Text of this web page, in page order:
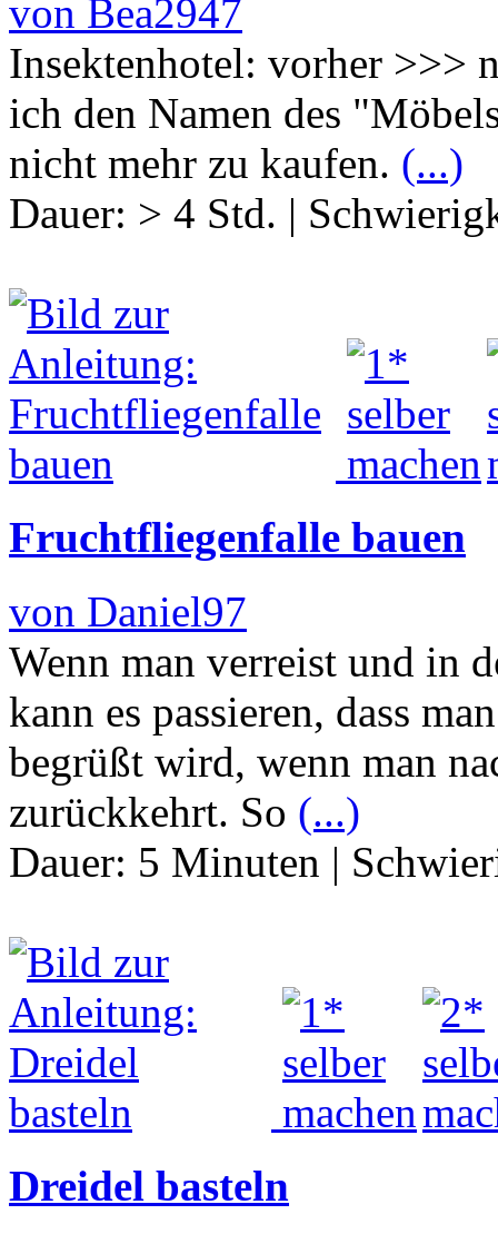
von Bea2947
Insektenhotel: vorher >>>
ich den Namen des
nicht mehr zu kaufen. (...)
Dauer: > 4 Std. |
Fruchtfliegenfalle bauen
von Daniel97
Wenn man verreist und in
kann es passieren, dass
begrüßt wird, wenn man
zurückkehrt. So (...)
Dauer: 5 Minuten |
Dreidel basteln